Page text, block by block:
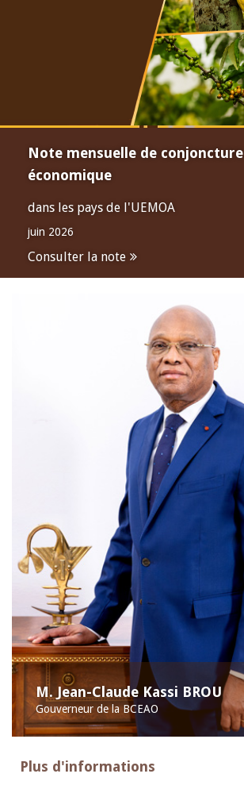
Note mensuelle de conjoncture
économique
dans les pays de l'UEMOA
juin 2026
Consulter la note
M. Jean-Claude Kassi BROU
Gouverneur de la BCEAO
Plus d'informations